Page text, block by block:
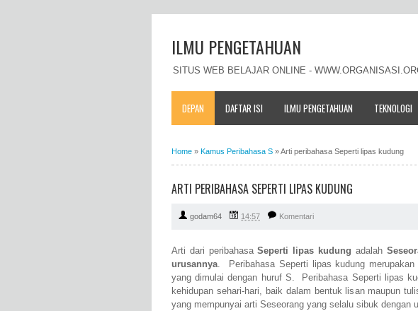
ILMU PENGETAHUAN
SITUS WEB BELAJAR ONLINE -
DEPAN DAFTAR ISI ILMU PENGETAHUAN TEKNOLOGI
Home » Kamus Peribahasa S »Arti peribahasa Seperti lipas kudung
ARTI PERIBAHASA SEPERTI LIPAS KUDUNG
godam64 14:57 Komentari
Arti dari peribahasaSeperti lipas kudung adalah
urusannya. Peribahasa Seperti lipas kudung merupakan
yang dimulai dengan huruf S. Peribahasa Seperti lipas
kehidupan sehari-hari, baik dalam bentuk lisan maupun
yang mempunyai arti Seseorang yang selalu sibuk dengan